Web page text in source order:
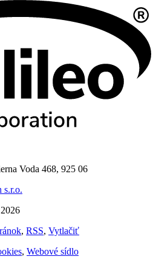
Voda 468, 925 06
s.r.o.
, RSS, Vytlačiť
, Webové sídlo